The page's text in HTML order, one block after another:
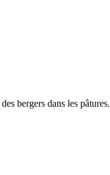
bergers dans les pâtures.